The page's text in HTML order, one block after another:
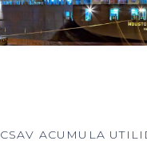
CSAV ACUMULA